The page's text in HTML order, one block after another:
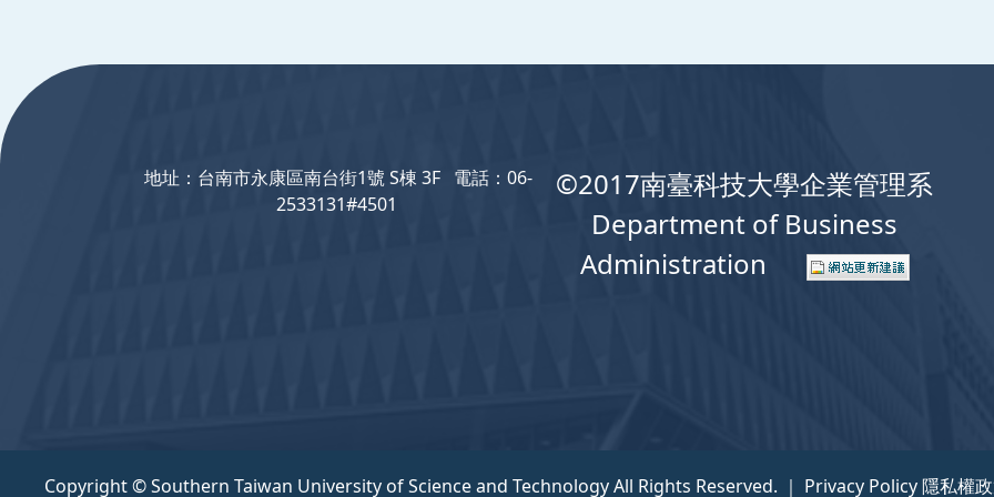
©2017南臺科技大學企業管理系
Department of Business
Administration
地址：台南市永康區南台街1號 S棟 3F 電話：06-
2533131#4501
Copyright © Southern Taiwan University of Science and Technology All Rights Reserved. ｜ Privacy Policy 隱私權